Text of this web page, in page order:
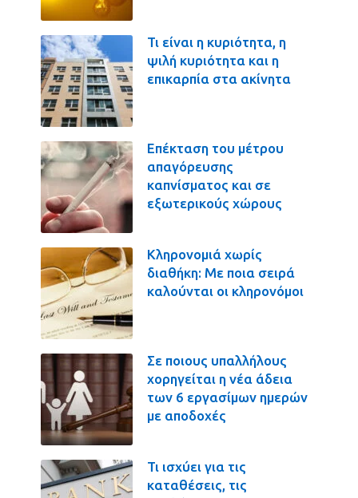
Τι είναι η κυριότητα, η
ψιλή κυριότητα και η
επικαρπία στα ακίνητα
Επέκταση του μέτρου
απαγόρευσης
καπνίσματος και σε
εξωτερικούς χώρους
Κληρονομιά χωρίς
διαθήκη: Με ποια σειρά
καλούνται οι κληρονόμοι
Σε ποιους υπαλλήλους
χορηγείται η νέα άδεια
των 6 εργασίμων ημερών
με αποδοχές
Τι ισχύει για τις
καταθέσεις, τις